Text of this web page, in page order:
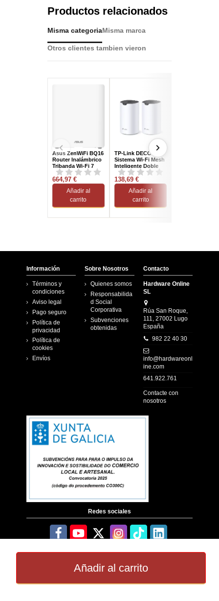
Añadir al carrito
Productos relacionados
Misma categoriaMisma marca
Otros clientes tambien vieron
Asus ZenWiFi BQ16
Router Inalámbrico
Tribanda Wi-Fi 7
Blanco
664,97 €
Añadir al
carrito
TP-Link DECO S7
Sistema Wi-Fi Mesh
Inteligente Doble
Banda AC1900 Pack
de 2 Unidades
138,69 €
Añadir al
carrito
Información
Términos y
condiciones
Aviso legal
Pago seguro
Política de
privacidad
Política de
cookies
Envíos
Sobre Nosotros
Quienes somos
Responsabilida
d Social
Corporativa
Subvenciones
obtenidas
Contacto
Hardware Online
SL
Rúa San Roque,
111, 27002 Lugo
España
982 22 40 30
info@hardwareonl
ine.com
641.922.761
Contacte con
nosotros
Redes sociales